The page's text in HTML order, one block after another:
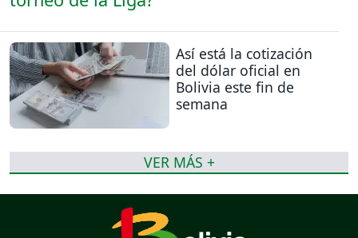
Así está la cotización
del dólar oficial en
Bolivia este fin de
semana
VER MÁS +